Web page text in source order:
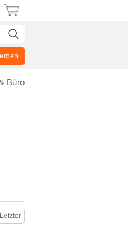
Letzter
Büro